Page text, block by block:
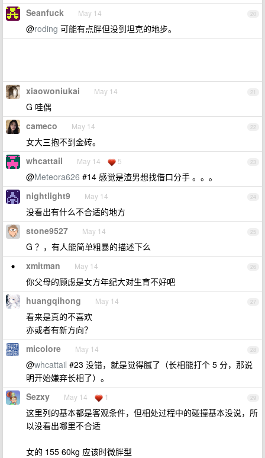
20
Seanfuck May 14
@roding 可能有点胖但没到坦克的地步。
21
xiaowoniukai May 14
G 哇偶
22
cameco May 14
女大三抱不到金砖。
23
whcattail May 14 5
@Meteora626 #14 感觉是渣男想找借口分手 。。。
24
nightlight9 May 14
没看出有什么不合适的地方
25
stone9527 May 14
G ？，有人能简单粗暴的描述下么
26
xmitman May 14
你父母的顾虑是女方年纪大对生育不好吧
27
huangqihong May 14
看来是真的不喜欢
亦或者有新方向？
28
micolore May 14
@whcattail #23 没错，就是觉得腻了（长相能打个 5 分，那说
明开始嫌弃长相了）。
29
Sezxy May 14 1
这里列的基本都是客观条件，但相处过程中的碰撞基本没说，所
以没看出哪里不合适
女的 155 60kg 应该时微胖型